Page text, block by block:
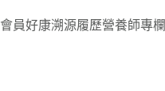
會員好康溯源履歷營養師專欄